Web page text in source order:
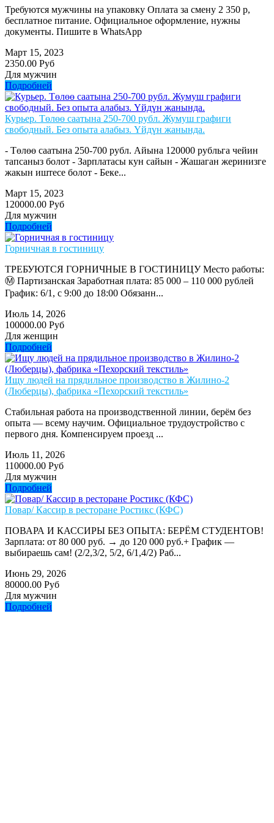
Требуются мужчины на упаковку Оплата за смену 2 350 р,
бесплатное питание. Официальное оформление, нужны
документы. Пишите в WhatsApp
Март 15, 2023
2350.00 Руб
Для мужчин
Подробней
Курьер. Төлөө саатына 250-700 рубл. Жумуш графиги
свободный. Без опыта алабыз. Үйдүн жанында.
- Төлөө саатына 250-700 рубл. Айына 120000 рубльга чейин
тапсаныз болот - Зарплатасы кун сайын - Жашаган жеринизге
жакын иштесе болот - Беке...
Март 15, 2023
120000.00 Руб
Для мужчин
Подробней
Горничная в гостиницу
ТРЕБУЮТСЯ ГОРНИЧНЫЕ В ГОСТИНИЦУ Место работы:
Ⓜ️ Партизанская Заработная плата: 85 000 – 110 000 рублей
График: 6/1, с 9:00 до 18:00 Обязанн...
Июль 14, 2026
100000.00 Руб
Для женщин
Подробней
Ищу людей на прядильное производство в Жилино-2
(Люберцы), фабрика «Пехорский текстиль»
Стабильная работа на производственной линии, берём без
опыта — всему научим. Официальное трудоустройство с
первого дня. Компенсируем проезд ...
Июль 11, 2026
110000.00 Руб
Для мужчин
Подробней
Повар/ Кассир в ресторане Ростикс (КФС)
ПОВАРА И КАССИРЫ БЕЗ ОПЫТА: БЕРЁМ СТУДЕНТОВ!
Зарплата: от 80 000 руб. → до 120 000 руб.+ График —
выбираешь сам! (2/2,3/2, 5/2, 6/1,4/2) Раб...
Июнь 29, 2026
80000.00 Руб
Для мужчин
Подробней